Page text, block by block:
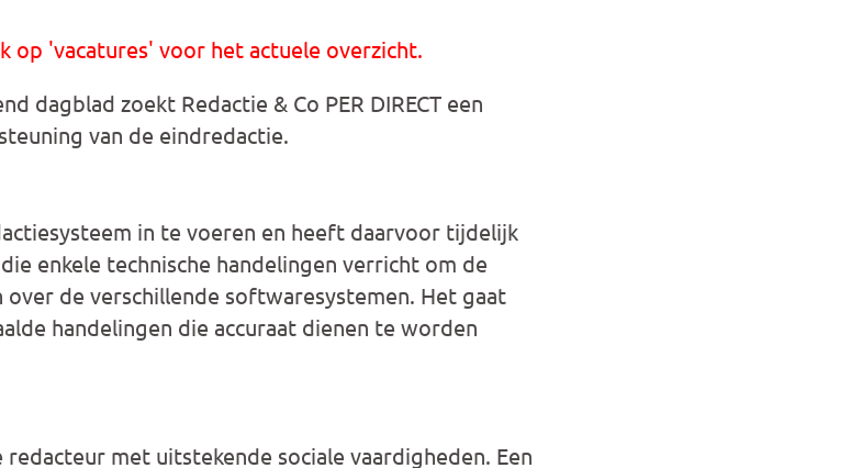
op 'vacatures' voor het actuele overzicht.
dagblad zoekt Redactie & Co PER DIRECT een
van de eindredactie.
in te voeren en heeft daarvoor tijdelijk
enkele technische handelingen verricht om de
de verschillende softwaresystemen. Het gaat
handelingen die accuraat dienen te worden
met uitstekende sociale vaardigheden. Een